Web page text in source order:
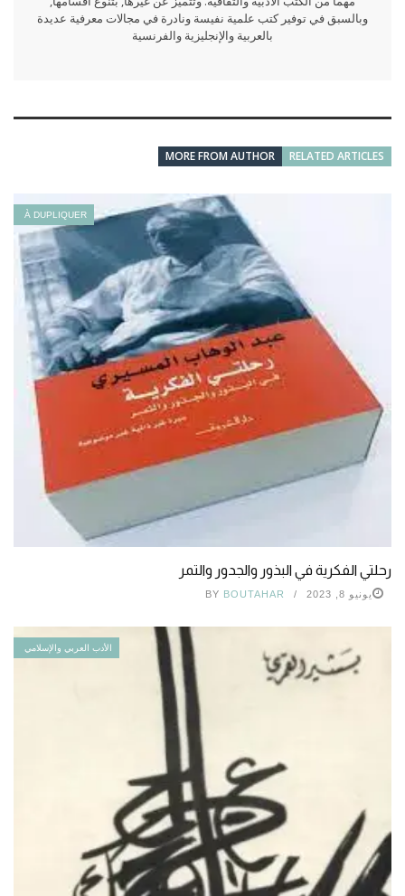
وبالسبق في توفير كتب علمية نفيسة ونادرة في مجالات معرفية عديدة
بالعربية والإنجليزية والفرنسية
RELATED ARTICLES
MORE FROM AUTHOR
À DUPLIQUER
رحلتي الفكرية في البذور والجدور والتمر
يونيو 8, 2023 BY BOUTAHAR
الأدب العربي والإسلامي